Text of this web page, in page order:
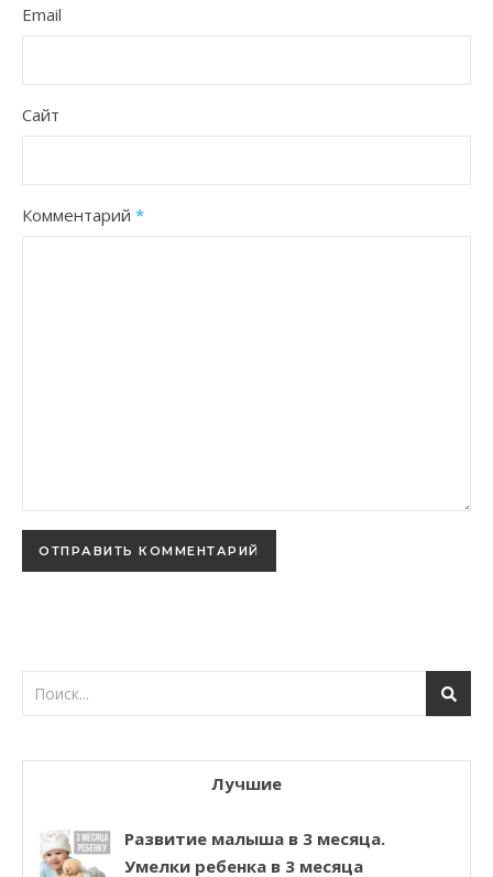
Email
Сайт
Комментарий *
Лучшие
Развитие малыша в 3 месяца.
Умелки ребенка в 3 месяца